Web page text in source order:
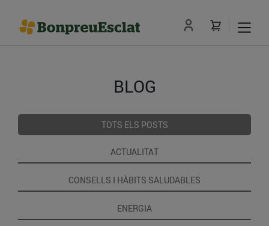
BLOG
TOTS ELS POSTS
ACTUALITAT
CONSELLS I HÀBITS SALUDABLES
ENERGIA